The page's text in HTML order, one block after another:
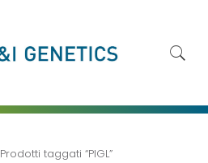
Prodotti taggati “PIGL”